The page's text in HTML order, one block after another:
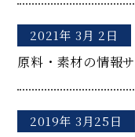
2021年 3月 2日
原料・素材の情報
2019年 3月25日